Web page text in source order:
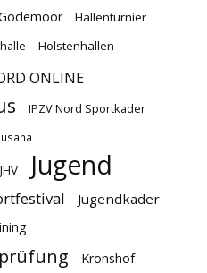
Hallenturnier
Holstenhallen
ONLINE
IPZV Nord Sportkader
JHV Jugend
Jugendkader
Kronshof